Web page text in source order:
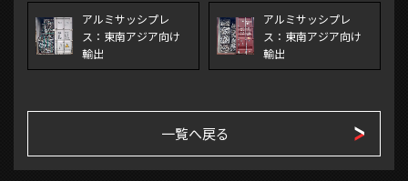
アルミサッシプレ
ス：東南アジア向け
輸出
アルミサッシプレ
ス：東南アジア向け
輸出
一覧へ戻る